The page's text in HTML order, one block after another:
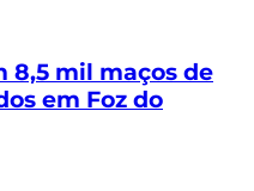
8,5 mil maços de
em Foz do